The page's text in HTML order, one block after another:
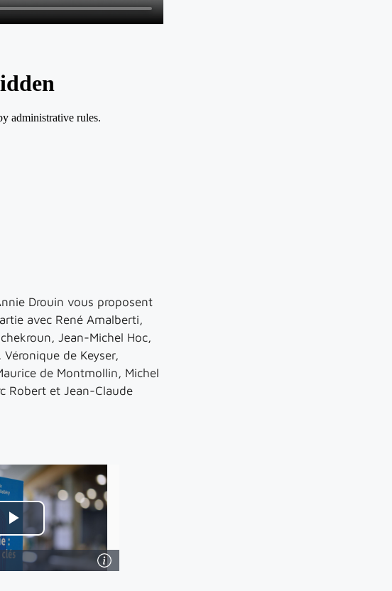
Drouin vous proposent
avec René Amalberti,
Jean-Michel Hoc,
de Keyser,
de Montmollin, Michel
Robert et Jean-Claude